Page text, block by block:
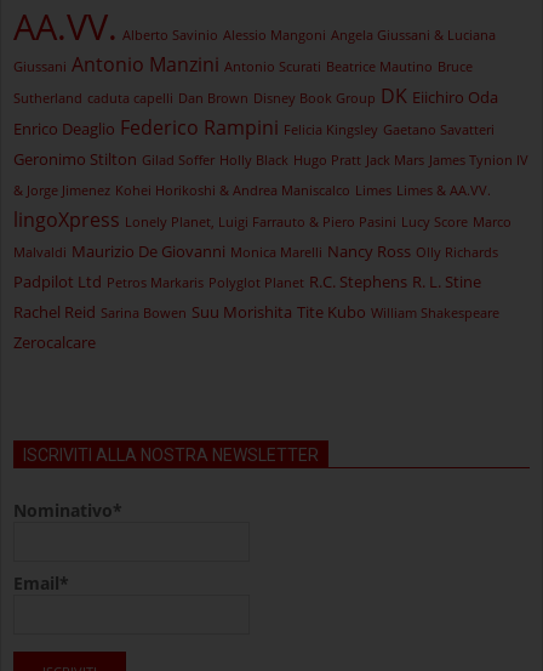
AA.VV. Alberto Savinio Alessio Mangoni Angela Giussani & Luciana
Giussani Antonio Manzini Antonio Scurati Beatrice Mautino Bruce
Sutherland caduta capelli Dan Brown Disney Book Group DK Eiichiro Oda
Enrico Deaglio Federico Rampini Felicia Kingsley Gaetano Savatteri
Geronimo Stilton Gilad Soffer Holly Black Hugo Pratt Jack Mars James Tynion IV
& Jorge Jimenez Kohei Horikoshi & Andrea Maniscalco Limes Limes & AA.VV.
lingoXpress Lonely Planet, Luigi Farrauto & Piero Pasini Lucy Score Marco
Malvaldi Maurizio De Giovanni Monica Marelli Nancy Ross Olly Richards
Padpilot Ltd Petros Markaris Polyglot Planet R.C. Stephens R. L. Stine
Rachel Reid Sarina Bowen Suu Morishita Tite Kubo William Shakespeare
Zerocalcare
ISCRIVITI ALLA NOSTRA NEWSLETTER
Nominativo*
Email*